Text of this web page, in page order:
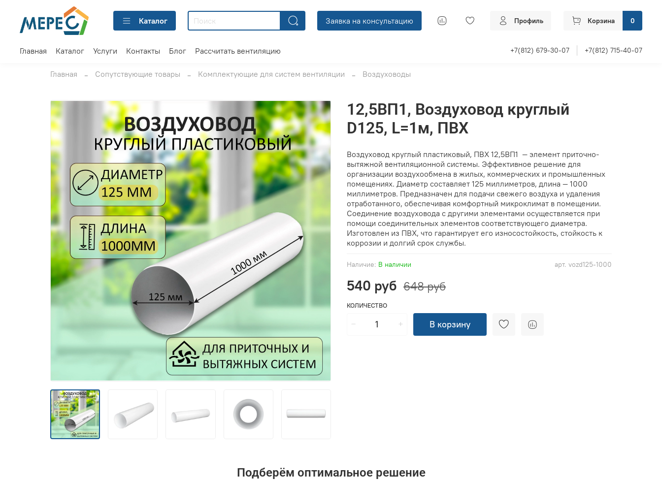
Каталог Заявка на консультацию Профиль Корзина 0
Главная Каталог Услуги Контакты Блог Рассчитать вентиляцию +7(812) 679-30-07 +7(812) 715-40-07
Главная Сопутствующие товары Комплектующие для систем вентиляции Воздуховоды
арт. vozd125-1000
Наличие: В наличии
12,5ВП1, Воздуховод круглый
D125, L=1м, ПВХ
540 руб 648 руб
КОЛИЧЕСТВО
В корзину
Воздуховод круглый пластиковый, ПВХ 12,5ВП1 — элемент приточно-
вытяжной вентиляционной системы. Эффективное решение для
организации воздухообмена в жилых, коммерческих и промышленных
помещениях. Диаметр составляет 125 миллиметров, длина — 1000
миллиметров. Предназначен для подачи свежего воздуха и удаления
отработанного, обеспечивая комфортный микроклимат в помещении.
Соединение воздуховода с другими элементами осуществляется при
помощи соединительных элементов соответствующего диаметра.
Изготовлен из ПВХ, что гарантирует его износостойкость, стойкость к
коррозии и долгий срок службы.
Подберём оптимальное решение